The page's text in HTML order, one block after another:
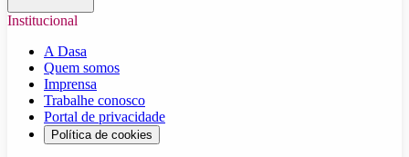
Institucional
A Dasa
Quem somos
Imprensa
Trabalhe conosco
Portal de privacidade
Política de cookies